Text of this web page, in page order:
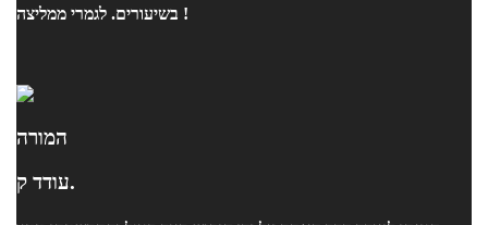
בשיעורים. לגמרי ממליצה !
המורה
עודד ק.